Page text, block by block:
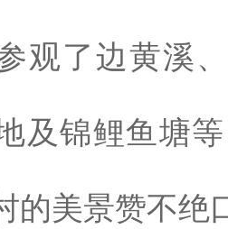
观了边黄溪
及锦鲤鱼塘
的美景赞不绝